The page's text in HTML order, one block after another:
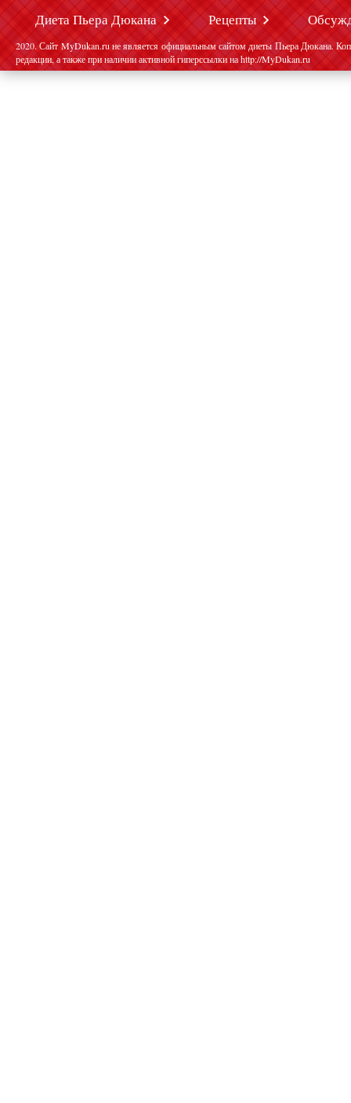
Диета Пьера Дюкана Рецепты
2020. Сайт MyDukan.ru не является официальным сайтом диеты Пьера Дюкана.
редакции, а также при наличии активной гиперссылки на http://MyDukan.ru